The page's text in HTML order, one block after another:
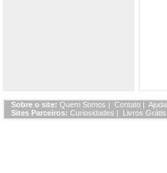
Sobre o site: Quem Somos | Contato | Ajuda
Sites Parceiros: Curiosidades | Livros Grátis